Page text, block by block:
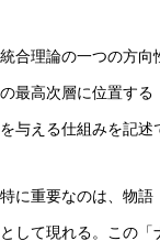
統合理論の一つの方向
の最高次層に位置する
を与える仕組みを記述
特に重要なのは、物語
として現れる。この